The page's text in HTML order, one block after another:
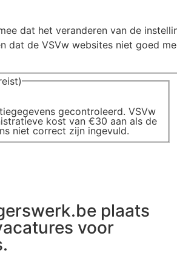
dat het veranderen van de
dat de VSVw websites niet goed
gecontroleerd. VSVw
kost van €30 aan als de
niet correct zijn ingevuld.
plaats
voor